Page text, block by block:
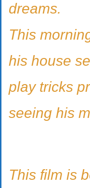
dreams.
This
his house
play tricks
seeing his
This film is